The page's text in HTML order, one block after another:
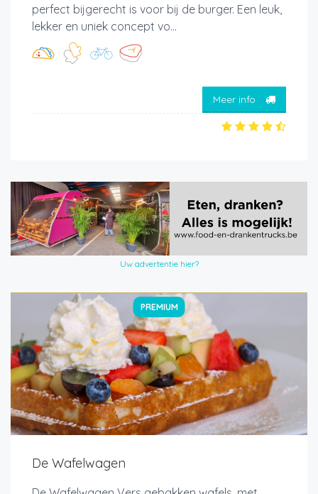
perfect bijgerecht is voor bij de burger. Een leuk,
lekker en uniek concept vo...
Meer info
Uw advertentie hier?
PREMIUM
De Wafelwagen